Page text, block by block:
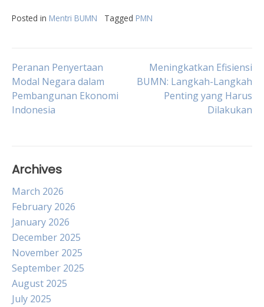
Posted in Mentri BUMN Tagged PMN
Post
navigation
Peranan Penyertaan
Modal Negara dalam
Pembangunan Ekonomi
Indonesia
Meningkatkan Efisiensi
BUMN: Langkah-Langkah
Penting yang Harus
Dilakukan
Archives
March 2026
February 2026
January 2026
December 2025
November 2025
September 2025
August 2025
July 2025